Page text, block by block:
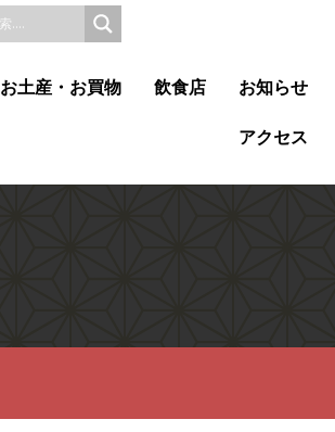
お土産・お買物 飲食店 お知らせ
アクセス